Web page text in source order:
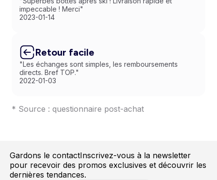
impeccable ! Merci"
2023-01-14
Retour facile
"Les échanges sont simples, les remboursements
directs. Bref TOP."
2022-01-03
* Source : questionnaire post-achat
Gardons le contactInscrivez-vous à la newsletter
pour recevoir des promos exclusives et découvrir les
dernières tendances.